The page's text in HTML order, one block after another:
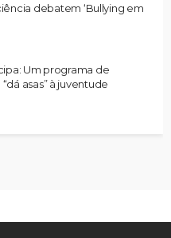
debatem ‘Bullying em
Um programa de
asas” à juventude